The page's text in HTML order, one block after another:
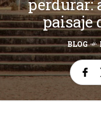
perdurar:
paisaje
BLOG